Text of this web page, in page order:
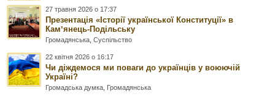
27 травня 2026 о 17:37
Презентація «Історії української Конституції» в
Камʼянець-Подільську
Громадянська ,Суспільство
22 квітня 2026 о 16:17
Чи діждемося ми поваги до українців у воюючій
Україні?
Громадська думка Громадянська